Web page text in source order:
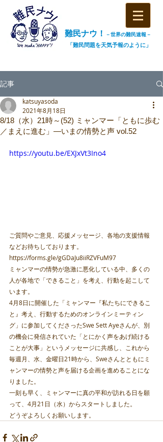
難民ナウ！ －世界の難民速報－
「難民問題を天気予報のように」
記事
8/18（水）21時～(52) ミャンマー「ともに歩む
／まえに進む」―いまの情勢と声 vol.52
katsuyasoda
2021年8月18日
https://youtu.be/EXJxVt3Ino4
ご質問やご意見、応援メッセージ、各地の支援情報
などお待ちしております。
https://forms.gle/gGDaJu8iiRZVFuM97
ミャンマーの情勢が急激に悪化している中、多くの
人が各地で「できること」を考え、行動を起こして
います。
4月8日に開催した「ミャンマー『私たちにできるこ
と』考え、行動するためのオンラインミーティン
グ」に参加してくださったSwe Sett Ayeさんが、別
の機会に発信されていた「とにかく声をあげ続ける
ことが大事」というメッセージに共感し、これから
毎週月、水、金曜日21時から、Sweさんとともにミ
ャンマーの情勢と声を届ける企画を進めることにな
りました。
一刻も早く、ミャンマーに真の平和が訪れる日を願
って、4月21日（水）からスタートしました。
どうぞよろしくお願いします。